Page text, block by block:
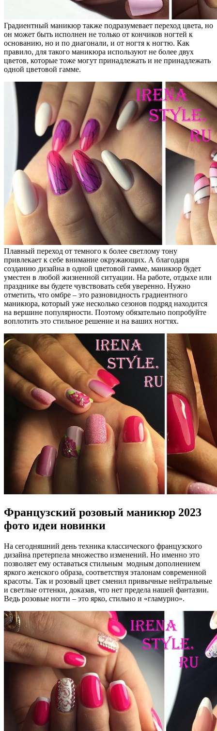
Градиентный маникюр также подразумевает переход цвета, но
он может быть исполнен не только от кончиков ногтей к
основанию, но и по диагонали, и от ногтя к ногтю. Как
правило, для такого маникюра используют не более двух
цветов, которые тоже могут принадлежать и не принадлежать
одной цветовой гамме.
Плавный переход от темного к более светлому тону
привлекает к себе внимание окружающих. А благодаря
созданию дизайна в одной цветовой гамме, маникюр будет
уместен в любой жизненной ситуации. На работе, отдыхе или
празднике вы будете чувствовать себя уверенно. Нужно
отметить, что омбре – это разновидность градиентного
маникюра, который уже несколько сезонов подряд находится
на вершине популярности. Поэтому обязательно попробуйте
воплотить это стильное решение и на ваших ногтях.
Французский розовый маникюр 2023
фото идеи новинки
На сегодняшний день техника классического французского
дизайна претерпела множество изменений. Но именно это
позволяет ему оставаться стильным модным дополнением
яркого женского образа, соответствуя эталонам современной
красоты. Так и розовый цвет сменил привычные нейтральные
и светлые оттенки, доказав, что нет предела нашей фантазии.
Ведь розовые ногти – это ярко, стильно и «гламурно».